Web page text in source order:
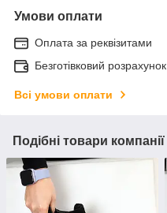
Умови оплати
Оплата за реквізитами
Безготівковий розрахунок
Всі умови оплати
Подібні товари компанії